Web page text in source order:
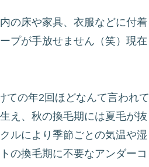
の床や家具、衣服などに付着
プが手放せません（笑）現在
ての年2回ほどなんて言われて
え、秋の換毛期には夏毛が抜
ルにより季節ごとの気温や湿
の換毛期に不要なアンダーコ